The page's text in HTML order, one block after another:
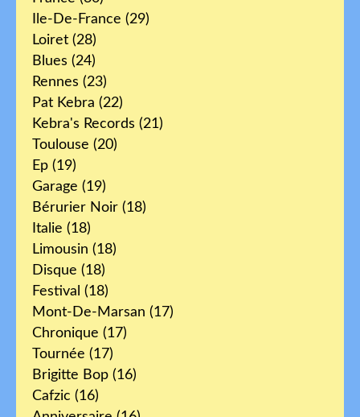
Ile-De-France (29)
Loiret (28)
Blues (24)
Rennes (23)
Pat Kebra (22)
Kebra's Records (21)
Toulouse (20)
Ep (19)
Garage (19)
Bérurier Noir (18)
Italie (18)
Limousin (18)
Disque (18)
Festival (18)
Mont-De-Marsan (17)
Chronique (17)
Tournée (17)
Brigitte Bop (16)
Cafzic (16)